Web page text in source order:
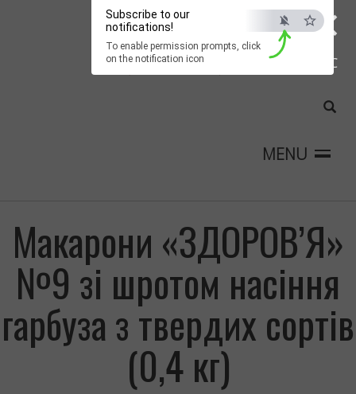
×
ESC
Subscribe to our
notifications!
To enable permission prompts, click
on the notification icon
MENU
Макарони «ЗДОРОВ’Я»
№9 зі шротом насіння
гарбуза з твердих сортів
(0,4 кг)